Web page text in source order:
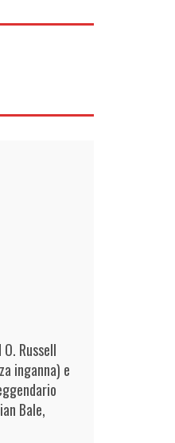
Russell
inganna) e
Bale,